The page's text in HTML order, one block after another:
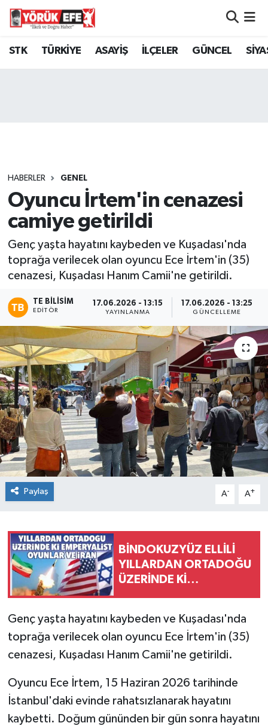
STK TÜRKİYE ASAYİŞ İLÇELER GÜNCEL
HABERLER GENEL
Oyuncu İrtem'in cenazesi
camiye getirildi
Genç yaşta hayatını kaybeden ve Kuşadası'nda
toprağa verilecek olan oyuncu Ece İrtem'in (35)
cenazesi, Kuşadası Hanım Camii'ne getirildi.
TE BILISIM
EDITÖR
17.06.2026 - 13:15
YAYINLANMA
17.06.2026 - 13:25
GÜNCELLEME
Paylaş A- A+
BİNDOKUZYÜZ ELLİLİ
YILLARDAN ORTADOĞU
ÜZERİNDE Kİ
Genç yaşta hayatını kaybeden ve Kuşadası'nda
toprağa verilecek olan oyuncu Ece İrtem'in (35)
cenazesi, Kuşadası Hanım Camii'ne getirildi.
Oyuncu Ece İrtem, 15 Haziran 2026 tarihinde
İstanbul'daki evinde rahatsızlanarak hayatını
kaybetti. Doğum gününden bir gün sonra hayatını
Aydın Nöbetçi Eczaneler
Tüm Manşetler
Son Dakika Haberleri
Haber Arşivi